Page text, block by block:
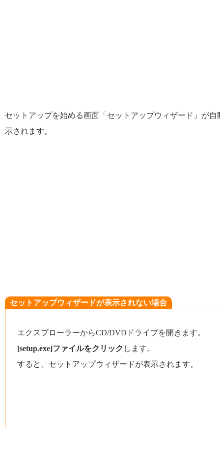
セットアップを始める画面「セットアップウィザード」が自
示されます。
セットアップウィザードが表示されない場合
エクスプローラーからCD/DVDドライブを開きます。
[setup.exe]ファイルをクリック します。
すると、セットアップウィザードが表示されます。